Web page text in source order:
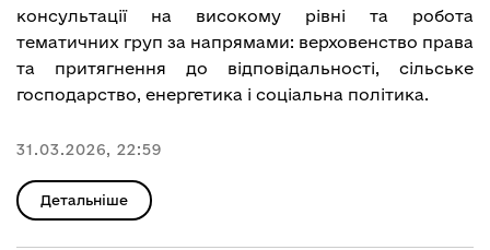
консультації на високому рівні та робота
тематичних груп за напрямами: верховенство права
та притягнення до відповідальності, сільське
господарство, енергетика і соціальна політика.
31.03.2026, 22:59
Детальніше